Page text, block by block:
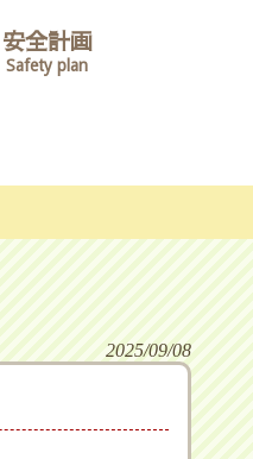
安全計画
Safety plan
2025/09/08